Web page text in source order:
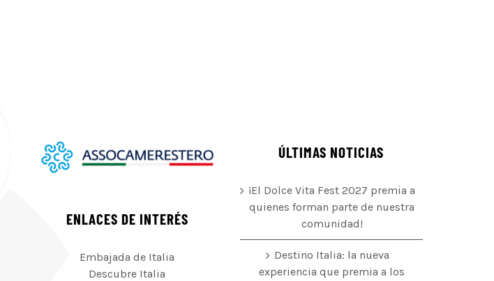
ENLACES DE INTERÉS
Embajada de Italia
Descubre Italia
ÚLTIMAS NOTICIAS
¡El Dolce Vita Fest 2027 premia a
quienes forman parte de nuestra
comunidad!
Destino Italia: la nueva
experiencia que premia a los